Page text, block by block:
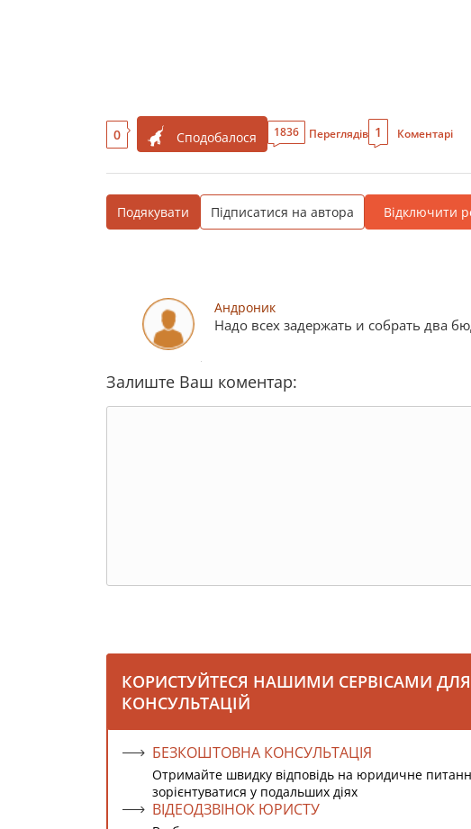
0 Сподобалося 1836 Переглядів 1 Коментарі
Подякувати Підписатися на автора Відключити
Андроник
Надо всех задержать и собрать два
Залиште Ваш коментар:
КОРИСТУЙТЕСЯ НАШИМИ СЕРВІСАМИ
КОНСУЛЬТАЦІЙ
БЕЗКОШТОВНА КОНСУЛЬТАЦІЯ
Отримайте швидку відповідь на юридичне
зорієнтуватися у подальших діях
ВІДЕОДЗВІНОК ЮРИСТУ